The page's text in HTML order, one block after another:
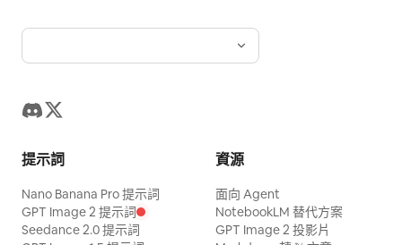
提示詞
Nano Banana Pro 提示詞
GPT Image 2 提示詞
Seedance 2.0 提示詞
資源
面向 Agent
NotebookLM 替代方案
GPT Image 2 投影片